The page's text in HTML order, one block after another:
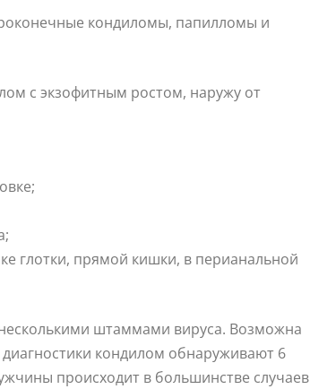
кондиломы, папилломы и
с экзофитным ростом, наружу от
глотки, прямой кишки, в перианальной
штаммами вируса. Возможна
кондилом обнаруживают 6
происходит в большинстве случаев